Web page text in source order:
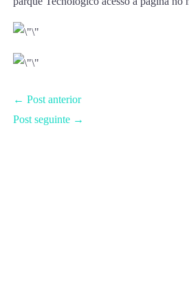
← Post anterior
Post seguinte →